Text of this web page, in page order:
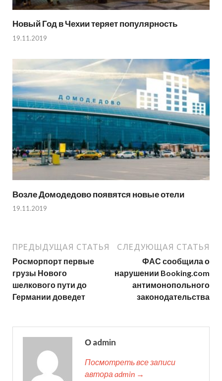
Новый Год в Чехии теряет популярность
19.11.2019
Возле Домодедово появятся новые отели
19.11.2019
ПРЕДЫДУЩАЯ СТАТЬЯ
Росморпорт первые
грузы Нового
шелкового пути до
Германии доведет
СЛЕДУЮЩАЯ СТАТЬЯ
ФАС сообщила о
нарушении Booking.сom
антимонопольного
законодательства
О admin
Посмотреть все записи
автора admin →